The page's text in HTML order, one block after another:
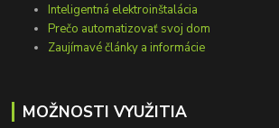
Inteligentná elektroinštalácia
Prečo automatizovať svoj dom
Zaujímavé články a informácie
MOŽNOSTI VYUŽITIA